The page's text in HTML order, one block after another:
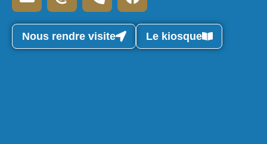
Nous rendre visite Le kiosque